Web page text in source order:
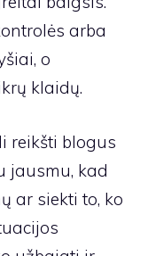
arba
o
klaidų.
reikšti blogus
jausmu, kad
ar siekti to, ko